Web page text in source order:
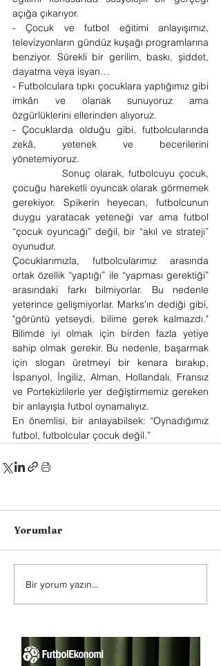
açığa çıkarıyor.
- Çocuk ve futbol eğitimi anlayışımız,
televizyonların gündüz kuşağı programlarına
benziyor. Sürekli bir gerilim, baskı, şiddet,
dayatma veya isyan…
- Futbolculara tıpkı çocuklara yaptığımız gibi
imkân ve olanak sunuyoruz ama
özgürlüklerini ellerinden alıyoruz.
- Çocuklarda olduğu gibi, futbolcularında
zekâ, yetenek ve becerilerini
yönetemiyoruz.
Sonuç olarak, futbolcuyu çocuk,
çocuğu hareketli oyuncak olarak görmemek
gerekiyor. Spikerin heyecan, futbolcunun
duygu yaratacak yeteneği var ama futbol
“çocuk oyuncağı” değil, bir “akıl ve strateji”
oyunudur.
Çocuklarımızla, futbolcularımız arasında
ortak özellik “yaptığı” ile “yapması gerektiği”
arasındaki farkı bilmiyorlar. Bu nedenle
yeterince gelişmiyorlar. Marks'ın dediği gibi,
"görüntü yetseydi, bilime gerek kalmazdı."
Bilimde iyi olmak için birden fazla yetiye
sahip olmak gerekir. Bu nedenle, başarmak
için slogan üretmeyi bir kenara bırakıp,
İspanyol, İngiliz, Alman, Hollandalı, Fransız
ve Portekizlilerle yer değiştirmemiz gereken
bir anlayışla futbol oynamalıyız.
En önemlisi, bir anlayabilsek: “Oynadığımız
futbol, futbolcular çocuk değil.”
Yorumlar
Bir yorum yazın...